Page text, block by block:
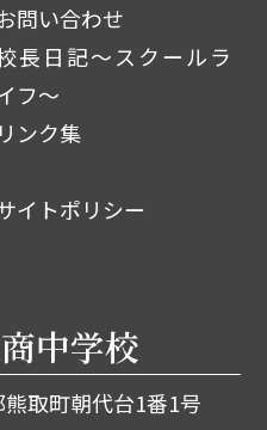
問い合わせ
長日記～スクールラ
フ～
リンク集
イトポリシー
中学校
取町朝代台1番1号